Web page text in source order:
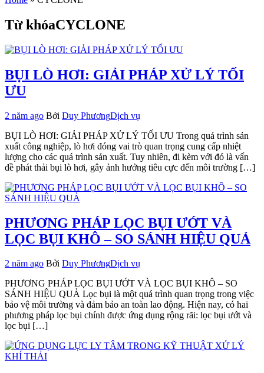
Từ khóaCYCLONE
BỤI LÒ HƠI: GIẢI PHÁP XỬ LÝ TỐI
ƯU
2 năm ago Bởi Duy PhươngDịch vụ
BỤI LÒ HƠI: GIẢI PHÁP XỬ LÝ TỐI ƯU Trong quá trình sản
xuất công nghiệp, lò hơi đóng vai trò quan trọng cung cấp nhiệt
lượng cho các quá trình sản xuất. Tuy nhiên, đi kèm với đó là vấn
đề phát thải bụi lò hơi, gây ảnh hưởng tiêu cực đến môi trường […]
PHƯƠNG PHÁP LỌC BỤI ƯỚT VÀ
LỌC BỤI KHÔ – SO SÁNH HIỆU QUẢ
2 năm ago Bởi Duy PhươngDịch vụ
PHƯƠNG PHÁP LỌC BỤI ƯỚT VÀ LỌC BỤI KHÔ – SO
SÁNH HIỆU QUẢ Lọc bụi là một quá trình quan trọng trong việc
bảo vệ môi trường và đảm bảo an toàn lao động. Hiện nay, có hai
phương pháp lọc bụi chính được ứng dụng rộng rãi: lọc bụi ướt và
lọc bụi […]